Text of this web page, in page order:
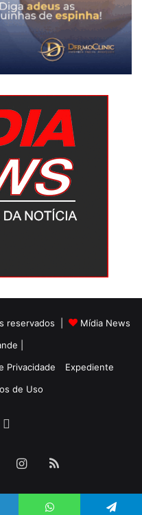
reservados |
Mídia News
|
Privacidade
Expediente
de Uso
YouTubeInstagram